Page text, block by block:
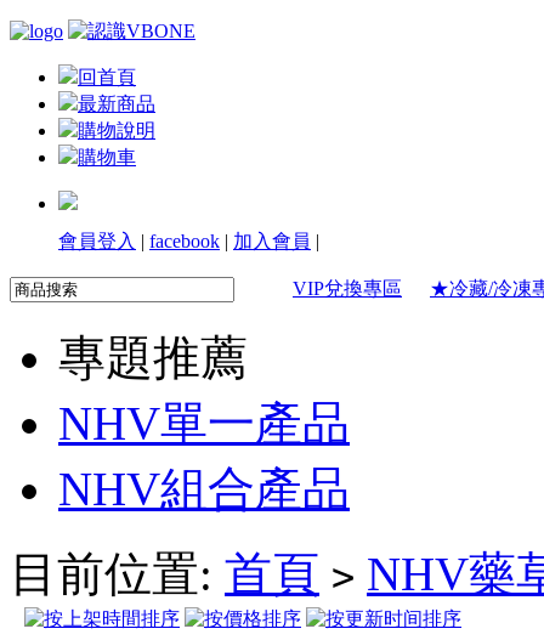
回首頁
最新商品
購物說明
購物車
會員登入 | facebook | 加入會員 |
VIP兌換專區 ★冷藏/冷凍
專題推薦
NHV單一產品
NHV組合產品
目前位置: 首頁 > NHV藥